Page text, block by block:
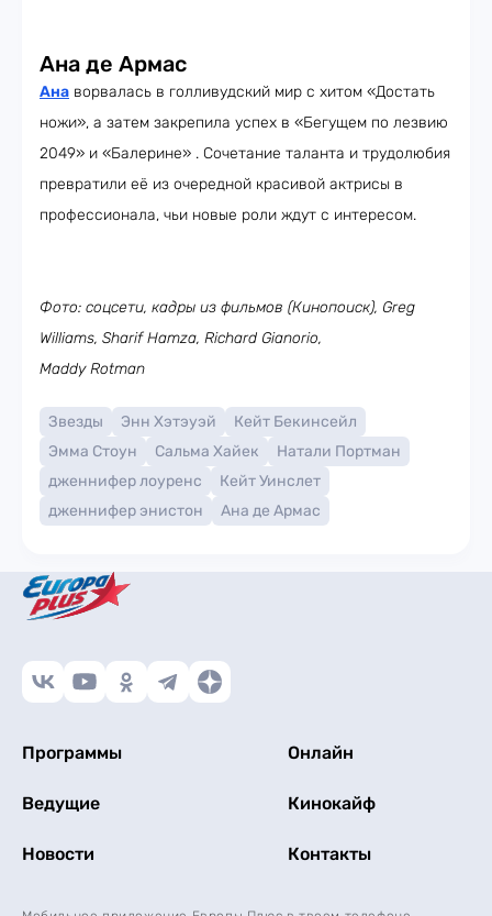
Ана де Армас
Ана ворвалась в голливудский мир с хитом «Достать
ножи», а затем закрепила успех в «Бегущем по лезвию
2049» и «Балерине» . Сочетание таланта и трудолюбия
превратили её из очередной красивой актрисы в
профессионала, чьи новые роли ждут с интересом.
Фото: соцсети, кадры из фильмов (Кинопоиск), Greg
Williams, Sharif Hamza, Richard Gianorio,
Maddy Rotman
Звезды Энн Хэтэуэй
Кейт Бекинсейл
Эмма Стоун
Сальма Хайек
Натали Портман
дженнифер лоуренс
Кейт Уинслет
дженнифер энистон
Ана де Армас
Программы Онлайн
Ведущие Кинокайф
Новости Контакты